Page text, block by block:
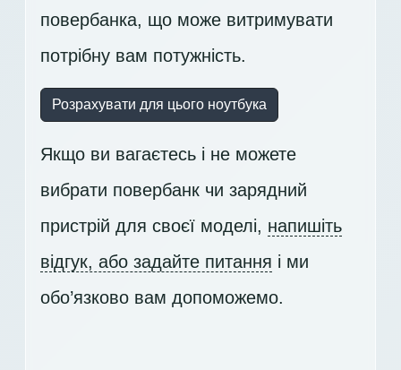
повербанка, що може витримувати
потрібну вам потужність.
Розрахувати для цього ноутбука
Якщо ви вагаєтесь і не можете
вибрати повербанк чи зарядний
пристрій для своєї моделі, напишіть
відгук, або задайте питання і ми
обо’язково вам допоможемо.